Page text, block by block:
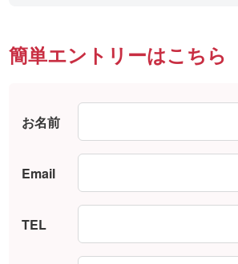
簡単エントリーはこちら
お名前
Email
TEL